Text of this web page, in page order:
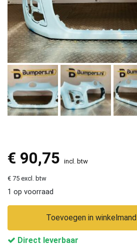
€ 90,75 incl. btw
€ 75 excl. btw
1 op voorraad
Toevoegen in winkelmand
Direct leverbaar